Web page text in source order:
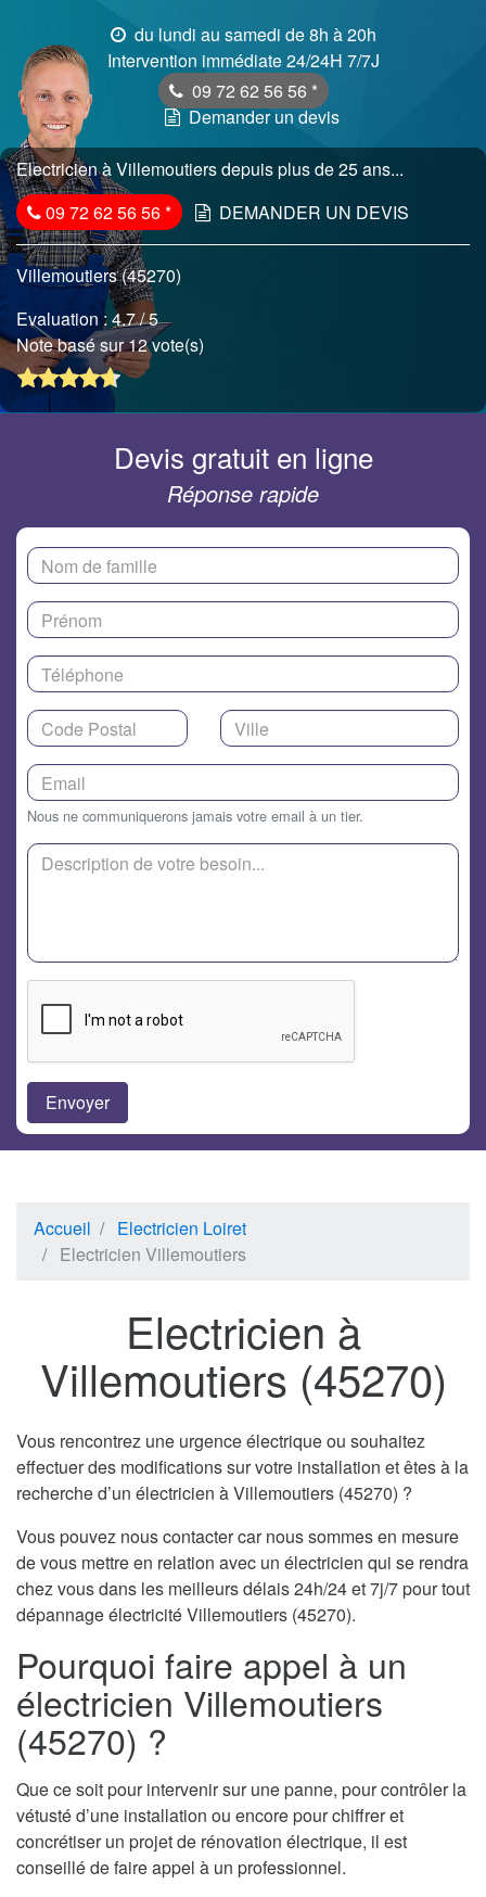
du lundi au samedi de 8h à 20h
Intervention immédiate 24/24H 7/7J
09 72 62 56 56 *
Demander un devis
Electricien à Villemoutiers depuis plus de 25 ans...
09 72 62 56 56* DEMANDER UN DEVIS
Villemoutiers (45270)
Evaluation :4.7/ 5
Note basé sur 12 vote(s)
Devis gratuit en ligne
Réponse rapide
Nous ne communiquerons jamais votre email à un tier.
Accueil
Electricien Loiret
Electricien Villemoutiers
Electricien à
Villemoutiers (45270)
Vous rencontrez une urgence électrique ou souhaitez
effectuer des modifications sur votre installation et êtes à la
recherche d’un électricien à Villemoutiers (45270) ?
Vous pouvez nous contacter car nous sommes en mesure
de vous mettre en relation avec un électricien qui se rendra
chez vous dans les meilleurs délais 24h/24 et 7j/7 pour tout
dépannage électricité Villemoutiers (45270).
Pourquoi faire appel à un
électricien Villemoutiers
(45270) ?
Que ce soit pour intervenir sur une panne, pour contrôler la
vétusté d’une installation ou encore pour chiffrer et
concrétiser un projet de rénovation électrique, il est
conseillé de faire appel à un professionnel.